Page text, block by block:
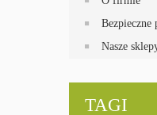
Bezpieczne
Nasze
TAGI